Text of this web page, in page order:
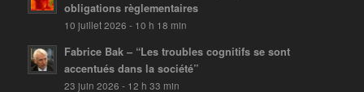
obligations règlementaires
10 juillet 2026 - 10 h 18 min
Fabrice Bak – “Les troubles cognitifs se sont
accentués dans la société”
23 juin 2026 - 12 h 33 min